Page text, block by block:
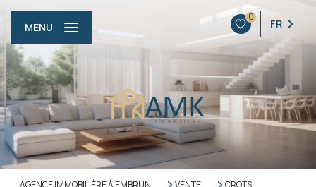
0
FR
MENU
AGENCE IMMOBILIÈRE À EMBRUN VENTE
CROTS